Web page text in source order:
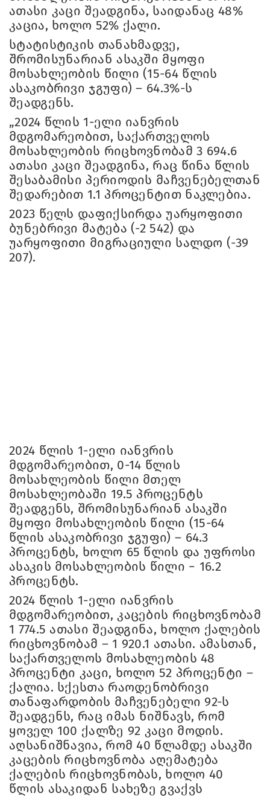
ათასი კაცი შეადგინა, საიდანაც 48%
კაცია, ხოლო 52% ქალი.
სტატისტიკის თანახმადვე,
შრომისუნარიან ასაკში მყოფი
მოსახლეობის წილი (15-64 წლის
ასაკობრივი ჯგუფი) – 64.3%-ს
შეადგენს.
„2024 წლის 1-ელი იანვრის
მდგომარეობით, საქართველოს
მოსახლეობის რიცხოვნობამ 3 694.6
ათასი კაცი შეადგინა, რაც წინა წლის
შესაბამისი პერიოდის მაჩვენებელთან
შედარებით 1.1 პროცენტით ნაკლებია.
2023 წელს დაფიქსირდა უარყოფითი
ბუნებრივი მატება (-2 542) და
უარყოფითი მიგრაციული სალდო (-39
207).
2024 წლის 1-ელი იანვრის
მდგომარეობით, 0-14 წლის
მოსახლეობის წილი მთელ
მოსახლეობაში 19.5 პროცენტს
შეადგენს, შრომისუნარიან ასაკში
მყოფი მოსახლეობის წილი (15-64
წლის ასაკობრივი ჯგუფი) – 64.3
პროცენტს, ხოლო 65 წლის და უფროსი
ასაკის მოსახლეობის წილი − 16.2
პროცენტს.
2024 წლის 1-ელი იანვრის
მდგომარეობით, კაცების რიცხოვნობამ
1 774.5 ათასი შეადგინა, ხოლო ქალების
რიცხოვნობამ – 1 920.1 ათასი. ამასთან,
საქართველოს მოსახლეობის 48
პროცენტი კაცი, ხოლო 52 პროცენტი –
ქალია. სქესთა რაოდენობრივი
თანაფარდობის მაჩვენებელი 92-ს
შეადგენს, რაც იმას ნიშნავს, რომ
ყოველ 100 ქალზე 92 კაცი მოდის.
აღსანიშნავია, რომ 40 წლამდე ასაკში
კაცების რიცხოვნობა აღემატება
ქალების რიცხოვნობას, ხოლო 40
წლის ასაკიდან სახეზე გვაქვს